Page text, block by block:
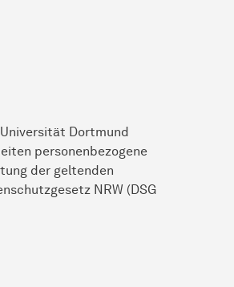
Dortmund
personenbezogene
der geltenden
NRW (DSG